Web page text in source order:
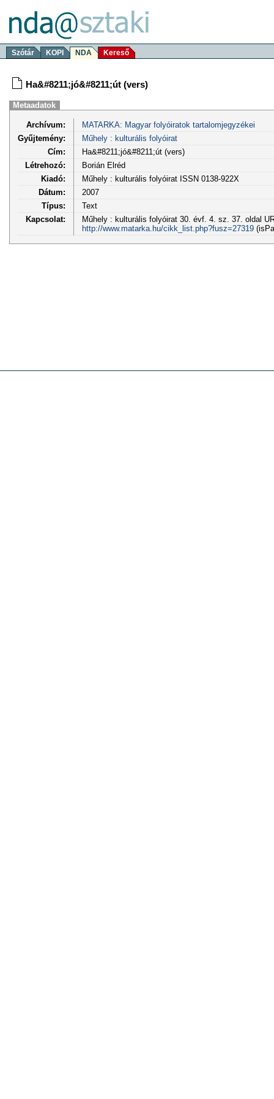
Szótár KOPI NDA Kereső
Ha&#8211;jó&#8211;út (vers)
Metaadatok
Archívum:
MATARKA: Magyar folyóiratok tartalomjegyzékei
Gyűjtemény:
Műhely : kulturális folyóirat
Cím:
Ha&#8211;jó&#8211;út (vers)
Létrehozó:
Borián Elréd
Kiadó:
Műhely : kulturális folyóirat ISSN 0138-922X
Dátum:
2007
Típus:
Text
Kapcsolat:
Műhely : kulturális folyóirat 30. évf. 4. sz. 37. oldal
http://www.matarka.hu/cikk_list.php?fusz=27319